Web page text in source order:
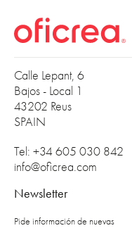
Calle Lepant, 6
Bajos - Local 1
43202 Reus
SPAIN
Tel: +34 605 030 842
info@oficrea.com
Newsletter
Pide información de nuevas